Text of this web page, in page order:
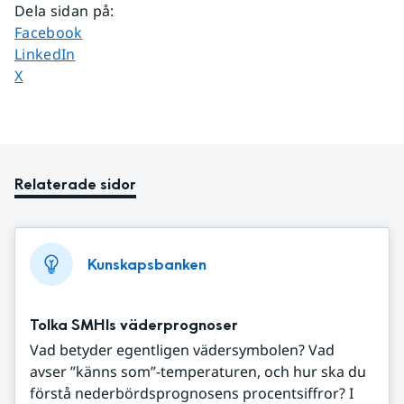
Dela sidan på:
Dela sidan på
Facebook
Dela sidan på
LinkedIn
Dela sidan på
X
Relaterade sidor
Kunskapsbanken
Tolka SMHIs väderprognoser
Vad betyder egentligen vädersymbolen? Vad
avser ”känns som”-temperaturen, och hur ska du
förstå nederbördsprognosens procentsiffror? I